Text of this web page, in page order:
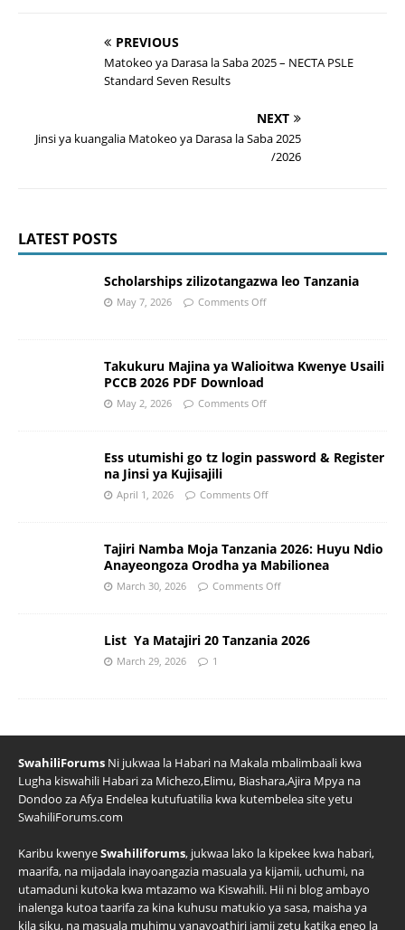
PREVIOUS
Matokeo ya Darasa la Saba 2025 – NECTA PSLE
Standard Seven Results
NEXT
Jinsi ya kuangalia Matokeo ya Darasa la Saba 2025
/2026
LATEST POSTS
Scholarships zilizotangazwa leo Tanzania
May 7, 2026 Comments Off
Takukuru Majina ya Walioitwa Kwenye Usaili
PCCB 2026 PDF Download
May 2, 2026 Comments Off
Ess utumishi go tz login password & Register
na Jinsi ya Kujisajili
April 1, 2026 Comments Off
Tajiri Namba Moja Tanzania 2026: Huyu Ndio
Anayeongoza Orodha ya Mabilionea
March 30, 2026 Comments Off
List Ya Matajiri 20 Tanzania 2026
March 29, 2026 1
SwahiliForums Ni jukwaa la Habari na Makala mbalimbaali kwa
Lugha kiswahili Habari za Michezo,Elimu, Biashara,Ajira Mpya na
Dondoo za Afya Endelea kutufuatilia kwa kutembelea site yetu
SwahiliForums.com
Karibu kwenyeSwahiliforums, jukwaa lako la kipekee kwa habari,
maarifa, na mijadala inayoangazia masuala ya kijamii, uchumi, na
utamaduni kutoka kwa mtazamo wa Kiswahili. Hii ni blog ambayo
inalenga kutoa taarifa za kina kuhusu matukio ya sasa, maisha ya
kila siku, na masuala muhimu yanayoathiri jamii zetu katika eneo la